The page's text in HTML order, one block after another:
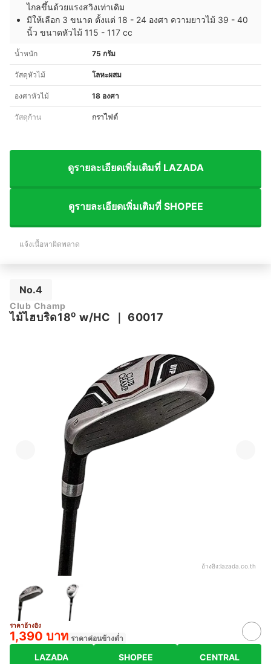
ไกลขึ้นด้วยแรงสวิงเท่าเดิม
มีให้เลือก 3 ขนาด ตั้งแต่ 18 - 24 องศา ความยาวไม้ 39 - 40
นิ้ว ขนาดหัวไม้ 115 - 117 cc
น้ำหนัก 75 กรัม
วัสดุหัวไม้ โลหะผสม
องศาหัวไม้ 18 องศา
วัสดุก้าน กราไฟต์
ดูรายละเอียดเพิ่มเติมที่ LAZADA
ดูรายละเอียดเพิ่มเติมที่ SHOPEE
แจ้งเนื้อหาผิดพลาด
No.4
Club Champ
ไม้ไฮบริด18⁰ w/HC ｜ 60017
อ้างอิง:lazada.co.th
ราคาอ้างอิง
1,390 บาท ราคาค่อนข้างต่ำ
LAZADA SHOPEE CENTRAL